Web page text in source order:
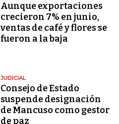
Aunque exportaciones
crecieron 7% en junio,
ventas de café y flores se
fueron a la baja
JUDICIAL
Consejo de Estado
suspende designación
de Mancuso como gestor
de paz